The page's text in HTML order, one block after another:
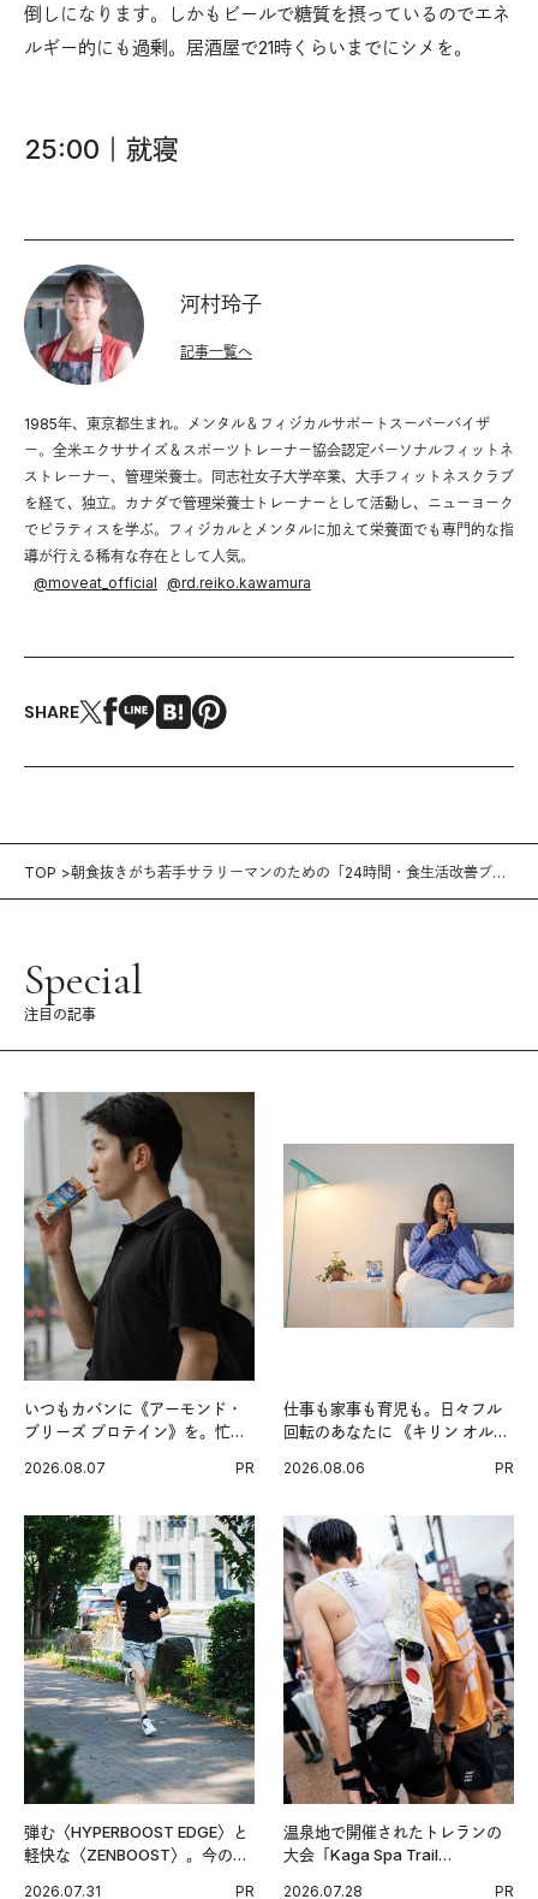
倒しになります。しかもビールで糖質を摂っているのでエネ
ルギー的にも過剰。居酒屋で21時くらいまでにシメを。
25:00｜就寝
河村玲子
1985年、東京都生まれ。メンタル＆フィジカルサポートスーパーバイザ
ー。全米エクササイズ＆スポーツトレーナー協会認定パーソナルフィットネ
ストレーナー、管理栄養士。同志社女子大学卒業、大手フィットネスクラブ
を経て、独立。カナダで管理栄養士トレーナーとして活動し、ニューヨーク
でピラティスを学ぶ。フィジカルとメンタルに加えて栄養面でも専門的な指
導が行える稀有な存在として人気。
@moveat_official @rd.reiko.kawamura
記事一覧へ
SHARE
TOP
朝食抜きがち若手サラリーマンのための「24時間・食生活改善プロ
Special
注目の記事
いつもカバンに《アーモンド・
ブリーズ プロテイン》を。忙し
グ習慣。
2026.08.07 PR
仕事も家事も育児も。日々フル
回転のあなたに 《キリン オルニ
2026.08.06 PR
弾む〈HYPERBOOST EDGE〉と
軽快な〈ZENBOOST〉。今の時
2026.07.31 PR
温泉地で開催されたトレランの
大会「Kaga Spa Trail
2026.07.28 PR